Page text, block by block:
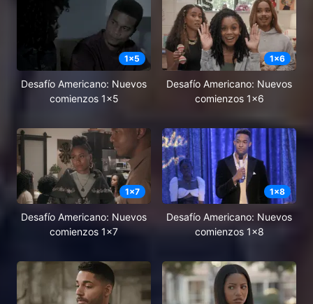
1x5
Desafío Americano: Nuevos
comienzos 1x5
1x6
Desafío Americano: Nuevos
comienzos 1x6
1x7
Desafío Americano: Nuevos
comienzos 1x7
1x8
Desafío Americano: Nuevos
comienzos 1x8